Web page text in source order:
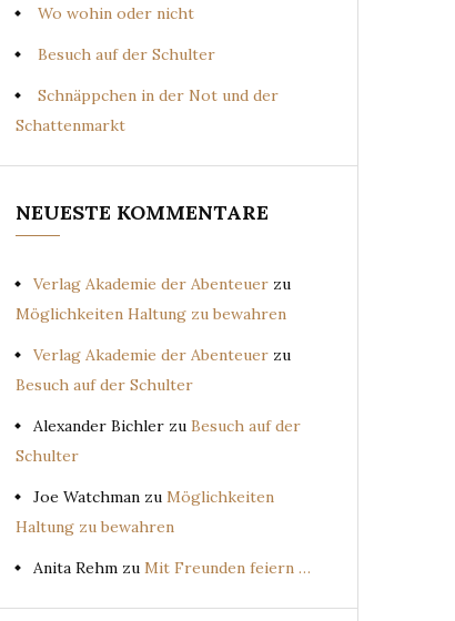
Wo wohin oder nicht
Besuch auf der Schulter
Schnäppchen in der Not und der
Schattenmarkt
NEUESTE KOMMENTARE
Verlag Akademie der Abenteuer zu
Möglichkeiten Haltung zu bewahren
Verlag Akademie der Abenteuer zu
Besuch auf der Schulter
Alexander Bichler zu Besuch auf der
Schulter
Joe Watchman zu Möglichkeiten
Haltung zu bewahren
Anita Rehm zu Mit Freunden feiern …